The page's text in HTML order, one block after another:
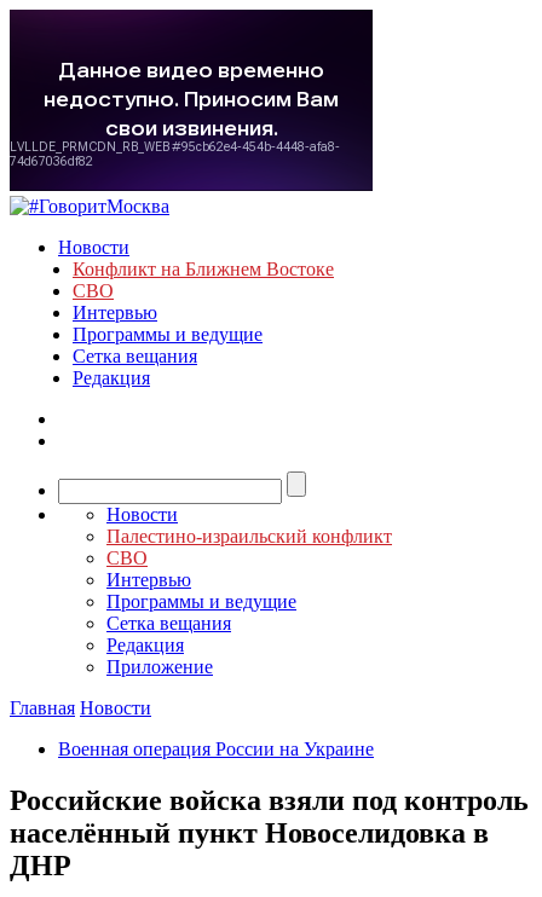
Новости
Конфликт на Ближнем Востоке
СВО
Интервью
Программы и ведущие
Сетка вещания
Редакция
Новости
Палестино-израильский конфликт
СВО
Интервью
Программы и ведущие
Сетка вещания
Редакция
Приложение
Главная Новости
Военная операция России на Украине
Российские войска взяли под контроль
населённый пункт Новоселидовка в
ДНР